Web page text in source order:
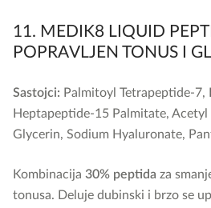
11. MEDIK8 LIQUID
POPRAVLJEN TONUS I
Sastojci: Palmitoyl Tetrapeptide-7,
Heptapeptide-15 Palmitate, Acetyl
Glycerin, Sodium Hyaluronate,
Kombinacija 30% peptida za
tonusa. Deluje dubinski i brzo se